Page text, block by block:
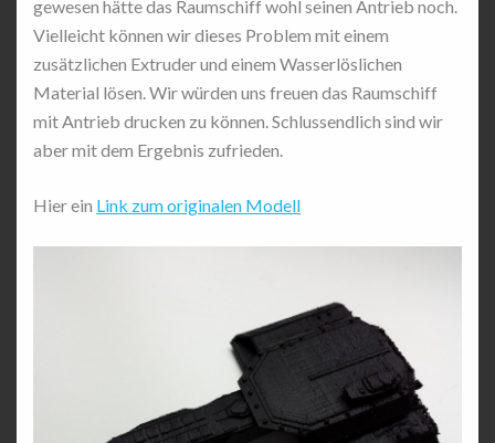
gewesen hätte das Raumschiff wohl seinen Antrieb noch.
Vielleicht können wir dieses Problem mit einem
zusätzlichen Extruder und einem Wasserlöslichen
Material lösen. Wir würden uns freuen das Raumschiff
mit Antrieb drucken zu können. Schlussendlich sind wir
aber mit dem Ergebnis zufrieden.
Hier ein Link zum originalen Modell